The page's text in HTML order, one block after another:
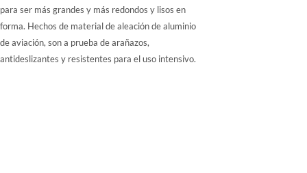
para ser más grandes y más redondos y lisos en
forma. Hechos de material de aleación de aluminio
de aviación, son a prueba de arañazos,
antideslizantes y resistentes para el uso intensivo.